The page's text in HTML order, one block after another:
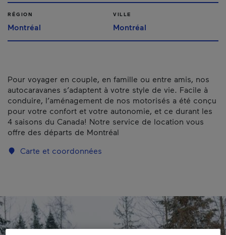
RÉGION
Montréal
VILLE
Montréal
Pour voyager en couple, en famille ou entre amis, nos
autocaravanes s’adaptent à votre style de vie. Facile à
conduire, l’aménagement de nos motorisés a été conçu
pour votre confort et votre autonomie, et ce durant les
4 saisons du Canada! Notre service de location vous
offre des départs de Montréal
Carte et coordonnées